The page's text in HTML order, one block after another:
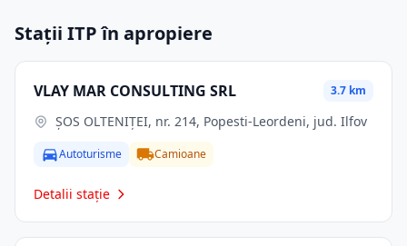
Stații ITP în apropiere
VLAY MAR CONSULTING SRL 3.7 km
ŞOS OLTENIŢEI, nr. 214, Popesti-Leordeni, jud. Ilfov
Autoturisme Camioane
Detalii stație